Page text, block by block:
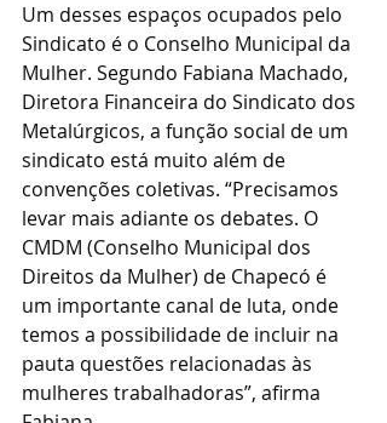
Um desses espaços ocupados pelo
Sindicato é o Conselho Municipal da
Mulher. Segundo Fabiana Machado,
Diretora Financeira do Sindicato dos
Metalúrgicos, a função social de um
sindicato está muito além de
convenções coletivas. “Precisamos
levar mais adiante os debates. O
CMDM (Conselho Municipal dos
Direitos da Mulher) de Chapecó é
um importante canal de luta, onde
temos a possibilidade de incluir na
pauta questões relacionadas às
mulheres trabalhadoras”, afirma